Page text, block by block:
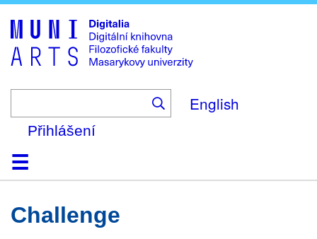
to
main
content
English
Přihlášení
DomůKolekce
Prohlížení
Vyhledávání
O platformě
Nápověda
KontaktDigitalia
Challenge